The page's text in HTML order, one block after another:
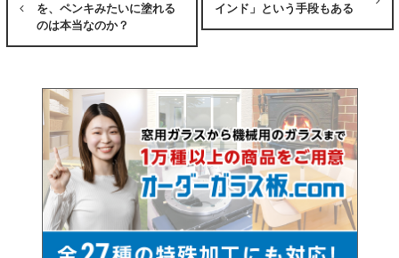
を、ペンキみたいに塗れる
のは本当なのか？
インド」という手段もある